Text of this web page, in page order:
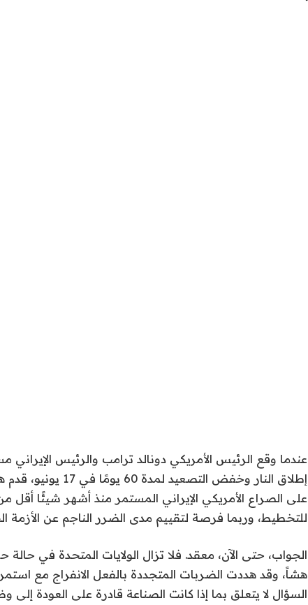
عندما وقع الرئيس الأمريكي دونالد ترامب والرئيس
إطلاق النار وخفض
على الصراع الأمريكي الإيراني المستمر منذ أشهر شيئًا أقل
للتخطيط، وربما فرصة لتقييم مدى الضرر الناجم عن الأزمة
الجواب، حتى الآن، معقد. فلا تزال الولايات المتحدة في حالة
هشاً، وقد هددت الضربات المتجددة بالفعل الانفراج مع
السؤال لا يتعلق بما إذا كانت الصناعة قادرة على العودة